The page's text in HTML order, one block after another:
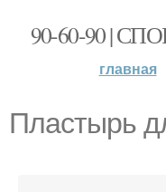
90-60-90 |
главная
Пластырь